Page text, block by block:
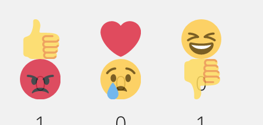
Палец
вверх!
0
Лайк!
0
Дикий
смех!
0
Агрессия!
Грусть :
(
Палец
вниз!